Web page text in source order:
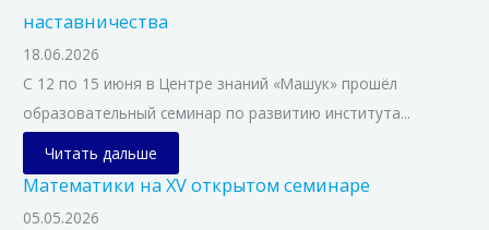
наставничества
18.06.2026
С 12 по 15 июня в Центре знаний «Машук» прошёл
образовательный семинар по развитию института...
Читать дальше
Математики на XV открытом семинаре
05.05.2026